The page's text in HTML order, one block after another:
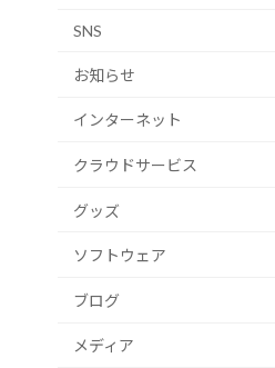
SNS
お知らせ
インターネット
クラウドサービス
グッズ
ソフトウェア
ブログ
メディア